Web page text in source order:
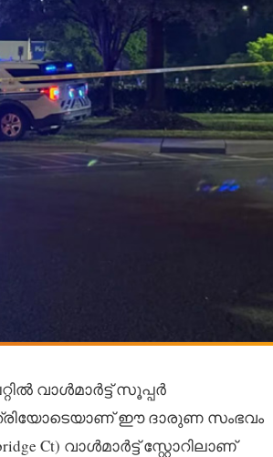
വാൾമാർട്ട് സൂപ്പര്‍
ഈ ദാരുണ സംഭവം
Ct) വാൾമാർട്ട് സ്റ്റോറിലാണ്